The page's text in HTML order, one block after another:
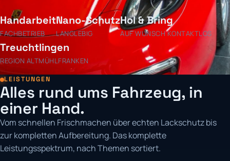
Handarbeit
FACHBETRIEB
Nano-Schutz
LANGLEBIG
Hol & Bring
AUF WUNSCH KONTAKTLOS
Treuchtlingen
REGION ALTMÜHLFRANKEN
LEISTUNGEN
Alles rund ums Fahrzeug, in
einer Hand.
Vom schnellen Frischmachen über echten Lackschutz bis
zur kompletten Aufbereitung. Das komplette
Leistungsspektrum, nach Themen sortiert.